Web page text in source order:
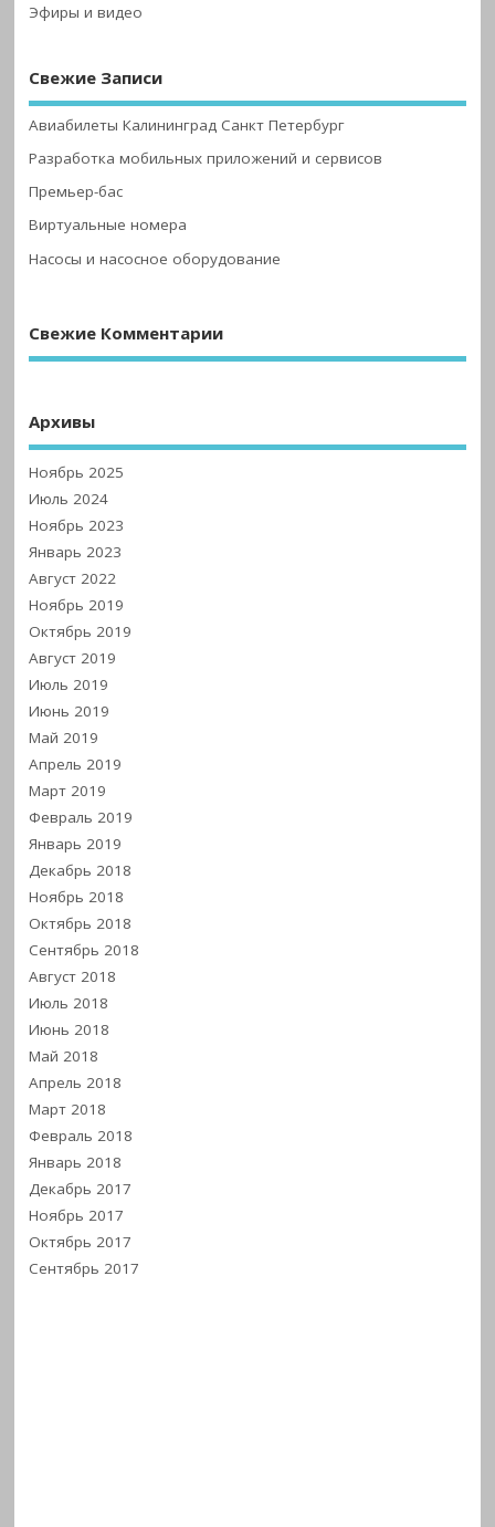
Эфиры и видео
Свежие Записи
Авиабилеты Калининград Санкт Петербург
Разработка мобильных приложений и сервисов
Премьер-бас
Виртуальные номера
Насосы и насосное оборудование
Свежие Комментарии
Архивы
Ноябрь 2025
Июль 2024
Ноябрь 2023
Январь 2023
Август 2022
Ноябрь 2019
Октябрь 2019
Август 2019
Июль 2019
Июнь 2019
Май 2019
Апрель 2019
Март 2019
Февраль 2019
Январь 2019
Декабрь 2018
Ноябрь 2018
Октябрь 2018
Сентябрь 2018
Август 2018
Июль 2018
Июнь 2018
Май 2018
Апрель 2018
Март 2018
Февраль 2018
Январь 2018
Декабрь 2017
Ноябрь 2017
Октябрь 2017
Сентябрь 2017